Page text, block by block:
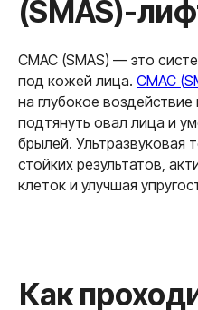
СМАС (SMAS) — это
под кожей лица. СМАС (
на глубокое
подтянуть овал лица и
брылей. Ультразвуковая
стойких результатов,
клеток и улучшая
Результаты